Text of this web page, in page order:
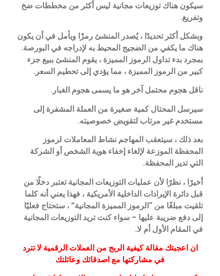
سيكون هناك توزيعات مجانية ليس أكثر من مخططات ضخ
وتفريغ.
وبشكل أكثر تحديدًا ، يُصدر المنشئ رمزًا ويأمل في أن يكون
هناك ما يكفي من الضجيج المحيط به لإدراجه في البورصة.
بمجرد بدء تداول الرموز المميزة ، يقوم المنشئ ببيع جزء
كبير من الرموز المميزة ، مما يؤدي إلى تحطيم السعر.
ناقل هجوم محتمل آخر هو ما يسمى هجوم الغبار.
سيرسل المحتال كمية صغيرة من العملة المشفرة إلى
مستخدم غير مرتاب لتقويض خصوصيته.
بعد ذلك ، سيتعقب المهاجم نشاط المعاملات لرموز
المحفظة الموزعة لإلغاء إخفاء هوية الشخص أو الشركة
التي تدير المحفظة.
أخيرًا ، نظرًا لأن عمليات التوزيعات المجانية تعتبر دخلًا من
قبل دائرة الإيرادات الداخلية الأمريكية ، فهذا يعني أنه كلما
تلقيت مبلغًا من “الرموز المميزة المجانية” ، ستحتاج فعليًا
إلى دفع ضريبة عليها – سواء كنت تريد التوزيعات المجانية
في المقام الأول أم لا.
ان اعجبتك مقالة كيفية الربح من العملات الرقمية لا تترد
في مشاركتها مع اصدقائك وعائلتك